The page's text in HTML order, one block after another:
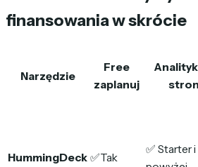
finansowania w skrócie
Narzędzie
Free
zaplanuj
HummingDeck ✅Tak
✅ Starter i